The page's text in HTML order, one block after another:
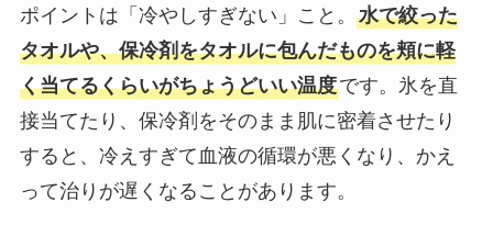
ポイントは「冷やしすぎない」こと。 水で絞った
タオルや、保冷剤をタオルに包んだものを頬に軽
く当てるくらいがちょうどいい温度です。氷を直
接当てたり、保冷剤をそのまま肌に密着させたり
すると、冷えすぎて血液の循環が悪くなり、かえ
って治りが遅くなることがあります。